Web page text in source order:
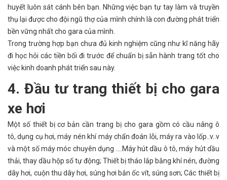
huyết luôn sát cánh bên bạn. Những việc bạn tự tay làm và truyền
thụ lại được cho đội ngũ thợ của mình chính là con đường phát triển
bền vững nhất cho gara của mình.
Trong trường hợp bạn chưa đủ kinh nghiệm cũng như kĩ năng hãy
đi học hỏi các tiền bối đi trước để chuẩn bị sẵn hành trang tốt cho
việc kinh doanh phát triển sau này.
4. Đầu tư trang thiết bị cho gara
xe hơi
Một số thiết bị cơ bản cần trang bị cho gara gồm có cầu nâng ô
tô, dụng cụ hơi, máy nén khí máy chẩn đoán lỗi, máy ra vào lốp..v..v
và một số máy móc chuyên dụng ….Máy hút dầu ô tô, máy hút dầu
thải, thay dầu hộp số tự động; Thiết bị tháo lắp bằng khí nén, đường
dây hơi, cuộn thu dây hơi, súng hơi bắn ốc vít, súng sơn; Các thiết bị